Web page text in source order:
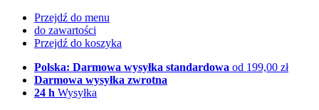
Przejdź do menu
do zawartości
Przejdź do koszyka
Polska: Darmowa wysyłka standardowa od 199,00 zł
Darmowa wysyłka zwrotna
24 h Wysyłka